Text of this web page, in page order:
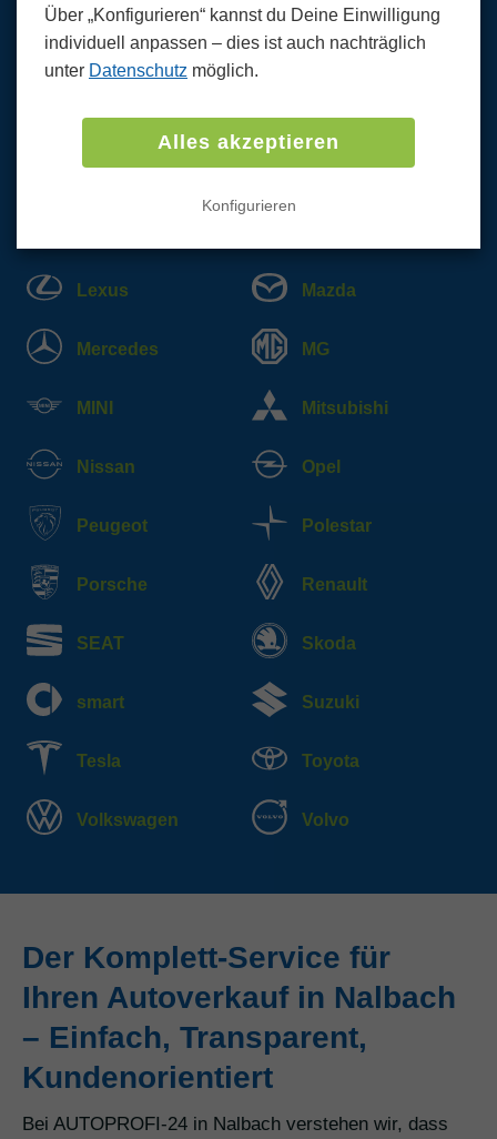
Fiat Ford
Honda Hyundai
Jaguar Jeep
Lexus Mazda
Mercedes MG
MINI Mitsubishi
Nissan Opel
Peugeot Polestar
Porsche Renault
SEAT Skoda
smart Suzuki
Tesla Toyota
Volkswagen Volvo
Der Komplett-Service für
Ihren Autoverkauf in Nalbach
– Einfach, Transparent,
Kundenorientiert
Bei AUTOPROFI-24 in Nalbach verstehen wir, dass
Über „Konfigurieren“ kannst du Deine Einwilligung
individuell anpassen ‒ dies ist auch nachträglich
unter Datenschutz möglich.
Alles akzeptieren
Konfigurieren